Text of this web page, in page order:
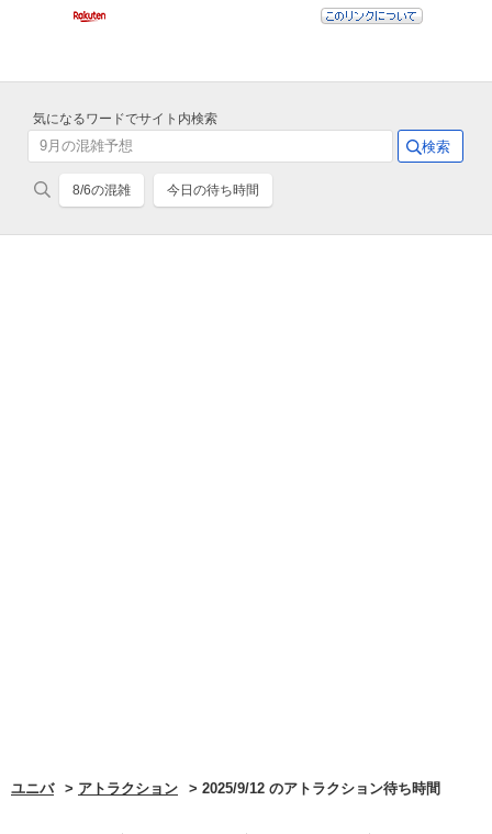
気になるワードでサイト内検索
8/6の混雑 今日の待ち時間
ユニバ アトラクション 2025/9/12 のアトラクション待ち時間